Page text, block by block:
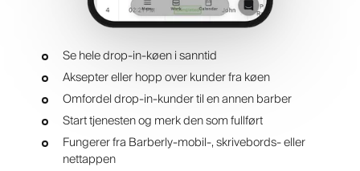
Se hele drop-in-køen i sanntid
Aksepter eller hopp over kunder fra køen
Omfordel drop-in-kunder til en annen barber
Start tjenesten og merk den som fullført
Fungerer fra Barberly-mobil-, skrivebords- eller
nettappen